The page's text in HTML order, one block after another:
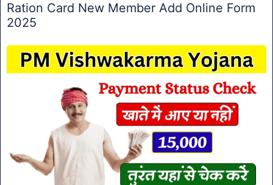
Ration Card New Member Add Online Form
2025